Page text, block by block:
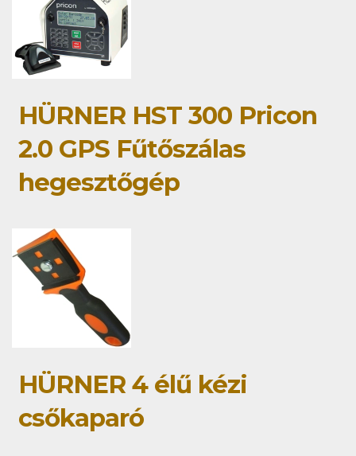
HÜRNER HST 300 Pricon
2.0 GPS Fűtőszálas
hegesztőgép
HÜRNER 4 élű kézi
csőkaparó